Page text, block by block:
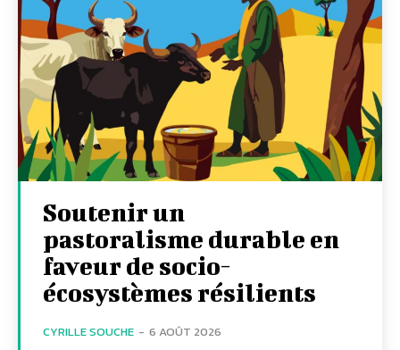
Soutenir un
pastoralisme durable en
faveur de socio-
écosystèmes résilients
CYRILLE SOUCHE - 6 AOÛT 2026